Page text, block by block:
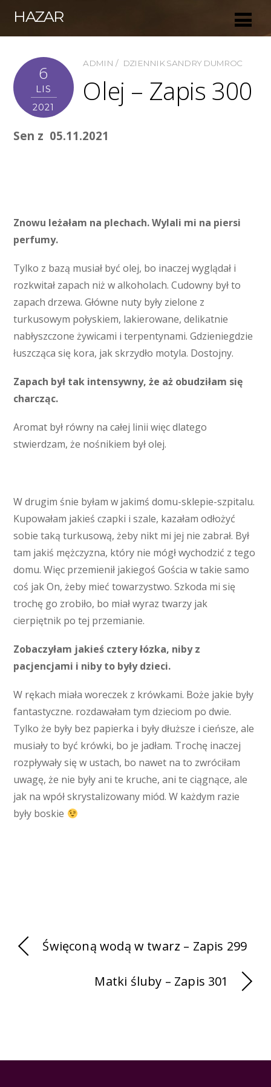
HAZAR
6
LIS
2021
ADMIN DZIENNIK SANDRY DUMROC
Olej – Zapis 300
Sen z 05.11.2021
Znowu leżałam na plechach. Wylali mi na piersi
perfumy.
Tylko z bazą musiał być olej, bo inaczej wyglądał i
rozkwitał zapach niż w alkoholach. Cudowny był to
zapach drzewa. Główne nuty były zielone z
turkusowym połyskiem, lakierowane, delikatnie
nabłyszczone żywicami i terpentynami. Gdzieniegdzie
łuszcząca się kora, jak skrzydło motyla. Dostojny.
Zapach był tak intensywny, że aż obudziłam się
charcząc.
Aromat był równy na całej linii więc dlatego
stwierdzam, że nośnikiem był olej.
W drugim śnie byłam w jakimś domu-sklepie-szpitalu.
Kupowałam jakieś czapki i szale, kazałam odłożyć
sobie taką turkusową, żeby nikt mi jej nie zabrał. Był
tam jakiś mężczyzna, który nie mógł wychodzić z tego
domu. Więc przemienił jakiegoś Gościa w takie samo
coś jak On, żeby mieć towarzystwo. Szkoda mi się
trochę go zrobiło, bo miał wyraz twarzy jak
cierpiętnik po tej przemianie.
Zobaczyłam jakieś cztery łózka, niby z
pacjencjami i niby to były dzieci.
W rękach miała woreczek z krówkami. Boże jakie były
fantastyczne. rozdawałam tym dzieciom po dwie.
Tylko że były bez papierka i były dłuższe i cieńsze, ale
musiały to być krówki, bo je jadłam. Trochę inaczej
rozpływały się w ustach, bo nawet na to zwróciłam
uwagę, że nie były ani te kruche, ani te ciągnące, ale
jak na wpół skrystalizowany miód. W każdym razie
były boskie
Święconą wodą w twarz – Zapis 299
Matki śluby – Zapis 301